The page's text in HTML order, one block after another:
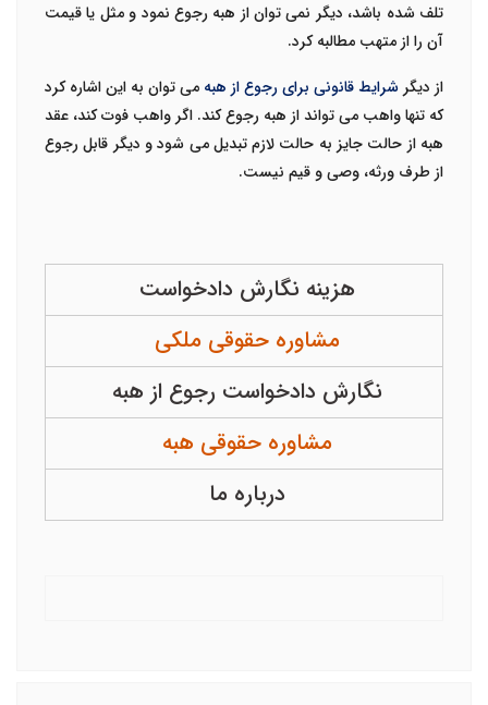
تلف شده باشد، دیگر نمی توان از هبه رجوع نمود و مثل یا قیمت
آن را از متهب مطالبه کرد.
از دیگر شرایط قانونی برای رجوع از هبه می توان به این اشاره کرد
که تنها واهب می تواند از هبه رجوع کند. اگر واهب فوت کند، عقد
هبه از حالت جایز به حالت لازم تبدیل می شود و دیگر قابل رجوع
از طرف ورثه، وصی و قیم نیست.
هزینه نگارش دادخواست
مشاوره حقوقی ملکی
نگارش دادخواست رجوع از هبه
مشاوره حقوقی هبه
درباره ما